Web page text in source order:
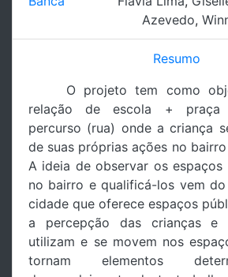
Azevedo,
Resumo
O projeto tem como
relação de escola + praça
percurso (rua) onde a criança
de suas próprias ações no
A ideia de observar os espaços
no bairro e qualificá-los vem
cidade que oferece espaços
a percepção das crianças
utilizam e se movem nos
tornam elementos